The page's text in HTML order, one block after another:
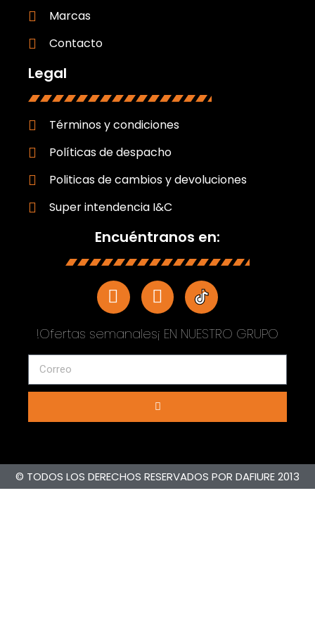
Marcas
Contacto
Legal
Términos y condiciones
Políticas de despacho
Politicas de cambios y devoluciones
Super intendencia I&C
Encuéntranos en:
!Ofertas semanales¡ EN NUESTRO GRUPO
© TODOS LOS DERECHOS RESERVADOS POR DAFIURE 2013